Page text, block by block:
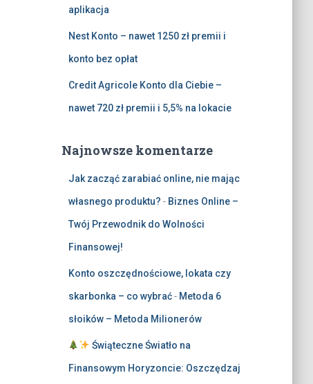
aplikacja
Nest Konto – nawet 1250 zł premii i
konto bez opłat
Credit Agricole Konto dla Ciebie –
nawet 720 zł premii i 5,5% na lokacie
Najnowsze komentarze
Jak zacząć zarabiać online, nie mając
własnego produktu? - Biznes Online –
Twój Przewodnik do Wolności
Finansowej!
Konto oszczędnościowe, lokata czy
skarbonka – co wybrać- Metoda 6
słoików – Metoda Milionerów
Świąteczne Światło na
Finansowym Horyzoncie: Oszczędzaj